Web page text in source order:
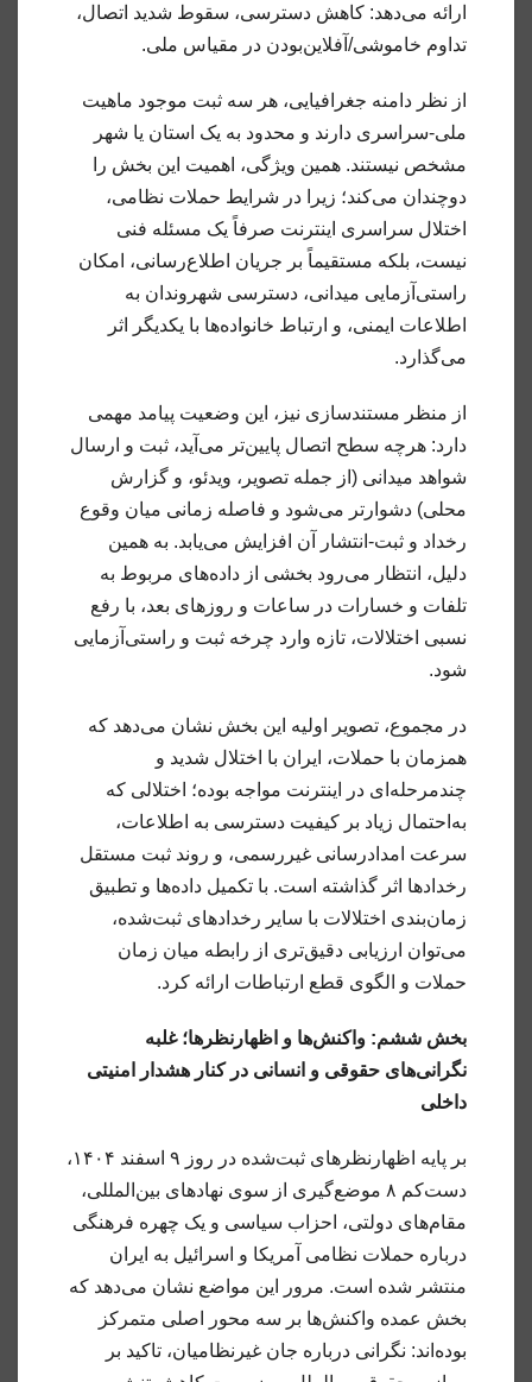
ارائه می‌دهد: کاهش دسترسی، سقوط شدید اتصال،
تداوم خاموشی/آفلاین‌بودن در مقیاس ملی.
از نظر دامنه جغرافیایی، هر سه ثبت موجود ماهیت
ملی-سراسری دارند و محدود به یک استان یا شهر
مشخص نیستند. همین ویژگی، اهمیت این بخش را
دوچندان می‌کند؛ زیرا در شرایط حملات نظامی،
اختلال سراسری اینترنت صرفاً یک مسئله فنی
نیست، بلکه مستقیماً بر جریان اطلاع‌رسانی، امکان
راستی‌آزمایی میدانی، دسترسی شهروندان به
اطلاعات ایمنی، و ارتباط خانواده‌ها با یکدیگر اثر
می‌گذارد.
از منظر مستندسازی نیز، این وضعیت پیامد مهمی
دارد: هرچه سطح اتصال پایین‌تر می‌آید، ثبت و ارسال
شواهد میدانی (از جمله تصویر، ویدئو، و گزارش
محلی) دشوارتر می‌شود و فاصله زمانی میان وقوع
رخداد و ثبت-انتشار آن افزایش می‌یابد. به همین
دلیل، انتظار می‌رود بخشی از داده‌های مربوط به
تلفات و خسارات در ساعات و روزهای بعد، با رفع
نسبی اختلالات، تازه وارد چرخه ثبت و راستی‌آزمایی
شود.
در مجموع، تصویر اولیه این بخش نشان می‌دهد که
همزمان با حملات، ایران با اختلال شدید و
چندمرحله‌ای در اینترنت مواجه بوده؛ اختلالی که
به‌احتمال زیاد بر کیفیت دسترسی به اطلاعات،
سرعت امدادرسانی غیررسمی، و روند ثبت مستقل
رخدادها اثر گذاشته است. با تکمیل داده‌ها و تطبیق
زمان‌بندی اختلالات با سایر رخدادهای ثبت‌شده،
می‌توان ارزیابی دقیق‌تری از رابطه میان زمان
حملات و الگوی قطع ارتباطات ارائه کرد.
بخش ششم: واکنش‌ها و اظهارنظرها؛ غلبه
نگرانی‌های حقوقی و انسانی در کنار هشدار امنیتی
داخلی
بر پایه اظهارنظرهای ثبت‌شده در روز ۹ اسفند ۱۴۰۴،
دست‌کم ۸ موضع‌گیری از سوی نهادهای بین‌المللی،
مقام‌های دولتی، احزاب سیاسی و یک چهره فرهنگی
درباره حملات نظامی آمریکا و اسرائیل به ایران
منتشر شده است. مرور این مواضع نشان می‌دهد که
بخش عمده واکنش‌ها بر سه محور اصلی متمرکز
بوده‌اند: نگرانی درباره جان غیرنظامیان، تاکید بر